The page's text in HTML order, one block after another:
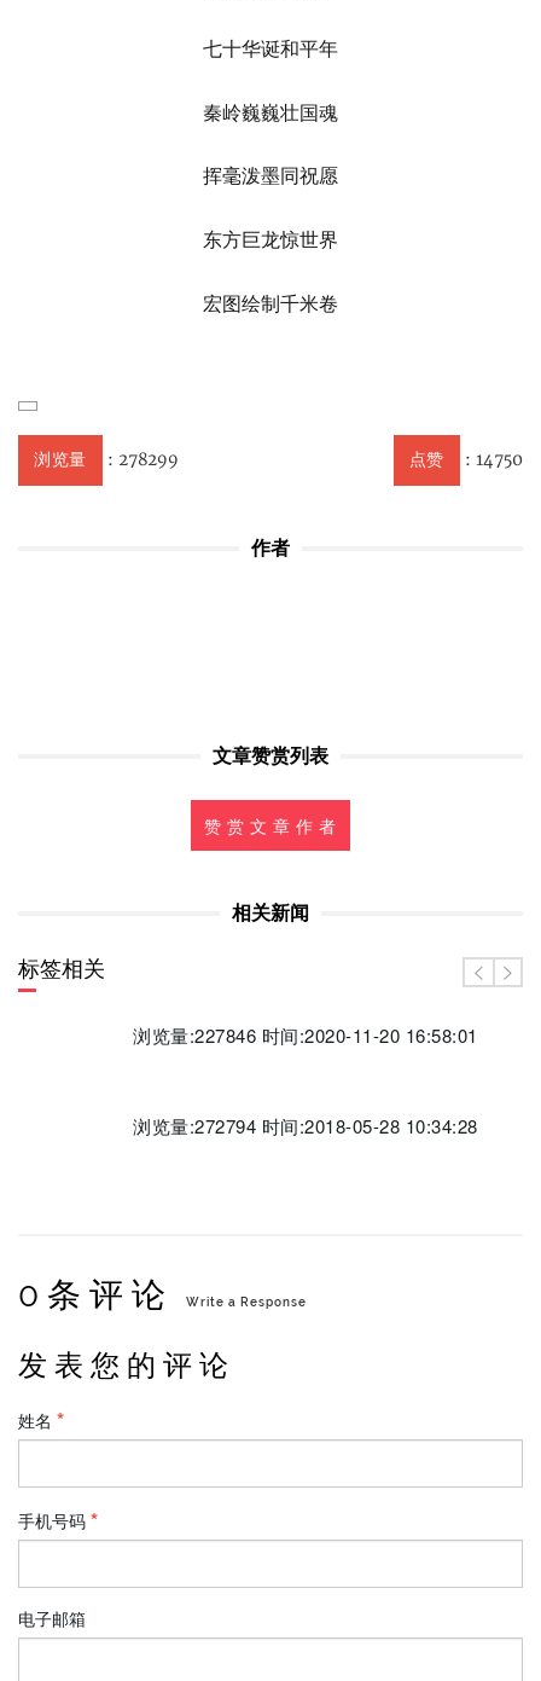
七十华诞和平年
秦岭巍巍壮国魂
挥毫泼墨同祝愿
东方巨龙惊世界
宏图绘制千米卷
浏览量 : 278299 点赞 : 14750
作者
文章赞赏列表
赞 赏 文 章 作 者
相关新闻
标签相关
浏览量:227846 时间:2020-11-20 16:58:01
浏览量:272794 时间:2018-05-28 10:34:28
0 条 评 论 Write a Response
发 表 您 的 评 论
姓名
手机号码
电子邮箱